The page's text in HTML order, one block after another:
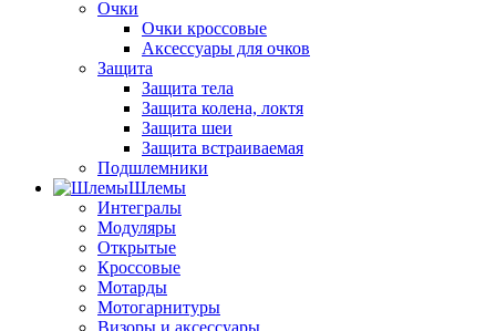
Очки
Очки кроссовые
Аксессуары для очков
Защита
Защита тела
Защита колена, локтя
Защита шеи
Защита встраиваемая
Подшлемники
Шлемы
Интегралы
Модуляры
Открытые
Кроссовые
Мотарды
Мотогарнитуры
Визоры и аксессуары